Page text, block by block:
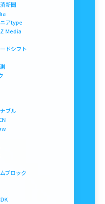
新聞
アtype
Media
ドシフト
ブル
ブロック